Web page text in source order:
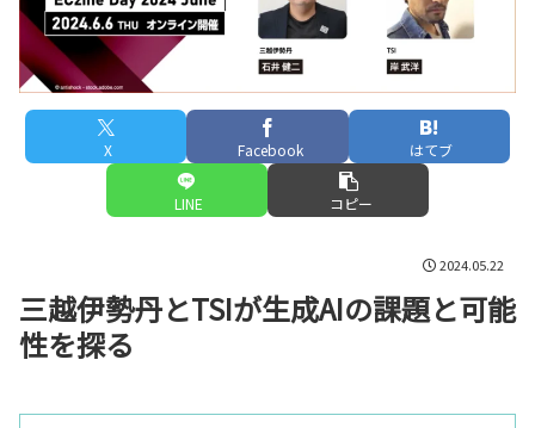
X Facebook はてブ
LINE コピー
2024.05.22
三越伊勢丹とTSIが生成AIの課題と可能
性を探る